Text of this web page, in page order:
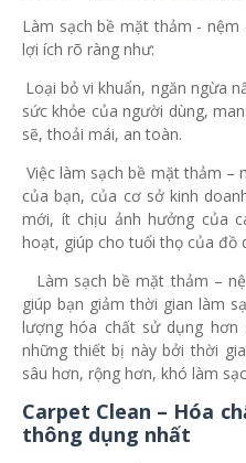
Làm sạch bề mặt thảm -
lợi ích rõ ràng như:
Loại bỏ vi khuẩn, ngăn ngừa
sức khỏe của người dùng,
sẽ, thoải mái, an toàn.
Việc làm sạch bề mặt thảm –
của bạn, của cơ sở kinh
mới, ít chịu ảnh hưởng của
hoạt, giúp cho tuổi thọ của đồ
Làm sạch bề mặt thảm –
giúp bạn giảm thời gian làm
lượng hóa chất sử dụng
những thiết bị này bởi thời
sâu hơn, rộng hơn, khó làm
Carpet Clean – Hóa
thông dụng nhất